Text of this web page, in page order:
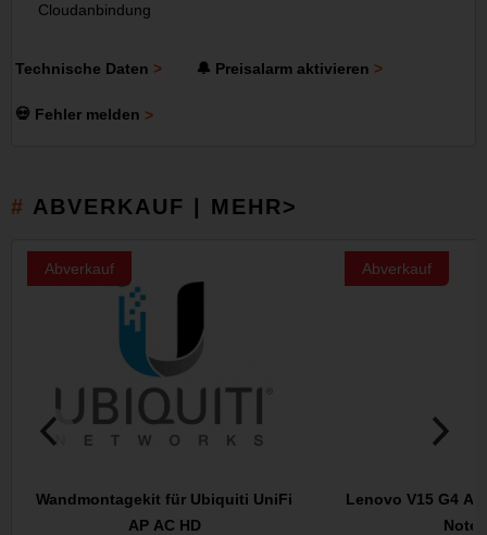
Cloudanbindung
Technische Daten 🔔 Preisalarm aktivieren
💀 Fehler melden
ABVERKAUF | MEHR>
Abverkauf
Wandmontagekit für Ubiquiti UniFi
AP AC HD
Abverkauf
Lenovo V15 G4